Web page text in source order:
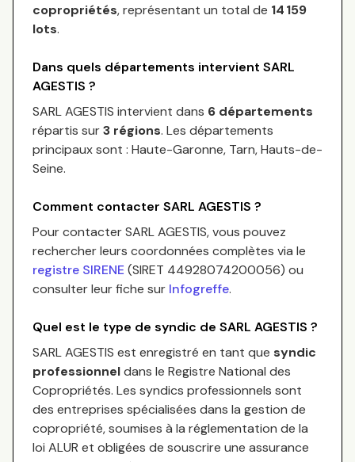
copropriétés, représentant un total de 14 159
lots.
Dans quels départements intervient SARL
AGESTIS ?
SARL AGESTIS intervient dans 6 départements
répartis sur3 régions. Les départements
principaux sont : Haute-Garonne, Tarn, Hauts-de-
Seine.
Comment contacter SARL AGESTIS ?
Pour contacterSARL AGESTIS, vous pouvez
rechercher leurs coordonnées complètes via le
registre SIRENE (SIRET 44928074200056) ou
consulter leur fiche sur Infogreffe.
Quel est le type de syndic de SARL AGESTIS ?
SARL AGESTIS est enregistré en tant que syndic
professionneldans le Registre National des
Copropriétés. Les syndics professionnels sont
des entreprises spécialisées dans la gestion de
copropriété, soumises à la réglementation de la
loi ALUR et obligées de souscrire une assurance